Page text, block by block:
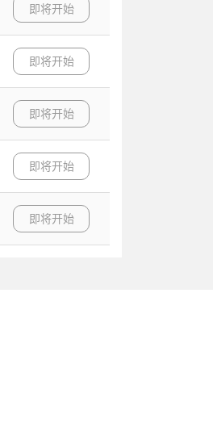
即将开始
即将开始
即将开始
即将开始
即将开始